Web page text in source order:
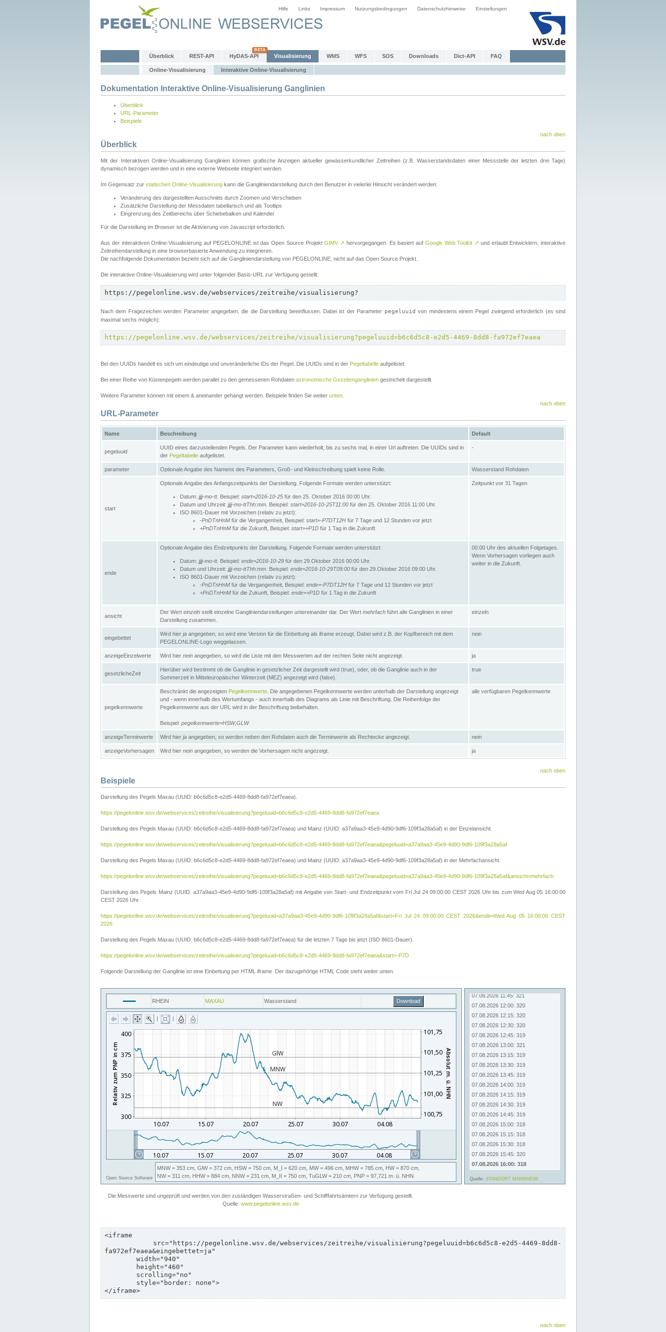
Hilfe Links Impressum Nutzungsbedingungen Datenschutzhinweise Einstellungen
Überblick REST-API HyDAS-API Visualisierung WMS WFS SOS Downloads Dict-API FAQ
Online-Visualisierung Interaktive Online-Visualisierung
Dokumentation Interaktive Online-Visualisierung Ganglinien
Überblick
URL-Parameter
Beispiele
nach oben
Überblick
Mit der Interaktiven Online-Visualisierung Ganglinien können grafische Anzeigen aktueller gewässerkundlicher Zeitreihen (z.B. Wasserstandsdaten einer Messstelle der letzten drei Tage)
dynamisch bezogen werden und in eine externe Webseite integriert werden.
Im Gegensatz zur statischen Online-Visualisierung kann die Gangliniendarstellung durch den Benutzer in vielerlei Hinsicht verändert werden:
Veränderung des dargestellten Ausschnitts durch Zoomen und Verschieben
Zusätzliche Darstellung der Messdaten tabellarisch und als Tooltips
Eingrenzung des Zeitbereichs über Schiebebalken und Kalender
Für die Darstellung im Browser ist die Aktivierung von Javascript erforderlich.
Aus der interaktiven Online-Visualisierung auf PEGELONLINE ist das Open Source ProjektGIMV ↗ hervorgegangen. Es basiert auf Google Web Toolkit ↗ und erlaubt Entwicklern, interaktive
Zeitreihendarstellung in eine browserbasierte Anwendung zu integrieren.
Die nachfolgende Dokumentation bezieht sich auf die Gangliniendarstellung von PEGELONLINE, nicht auf das Open Source Projekt.
Die interaktive Online-Visualisierung wird unter folgender Basis-URL zur Verfügung gestellt:
https://pegelonline.wsv.de/webservices/zeitreihe/visualisierung?
Nach dem Fragezeichen werden Parameter angegeben, die die Darstellung beeinflussen. Dabei ist der Parameter pegeluuid von mindestens einem Pegel zwingend erforderlich (es sind
maximal sechs möglich):
https://pegelonline.wsv.de/webservices/zeitreihe/visualisierung?pegeluuid=b6c6d5c8-e2d5-4469-8dd8-fa972ef7eaea
Bei den UUIDs handelt es sich um eindeutige und unveränderliche IDs der Pegel. Die UUIDs sind in der Pegeltabelle aufgelistet.
Bei einer Reihe von Küstenpegeln werden parallel zu den gemessenen Rohdaten astronomische Gezeitenganglinien gestrichelt dargestellt.
Weitere Parameter können mit einem & aneinander gehängt werden. Beispiele finden Sie weiter unten
nach oben
URL-Parameter
Name Beschreibung Default
pegeluuid
UUID eines darzustellenden Pegels. Der Parameter kann wiederholt, bis zu sechs mal, in einer Url auftreten. Die UUIDs sind in
der Pegeltabelle aufgelistet.
-
parameter Optionale Angabe des Namens des Parameters, Groß- und Kleinschreibung spielt keine Rolle. Wasserstand Rohdaten
start
Optionale Angabe des Anfangszeitpunkts der Darstellung. Folgende Formate werden unterstützt:
Datum: jjjj-mo-tt. Beispiel: start=2016-10-25 für den 25. Oktober 2016 00:00 Uhr.
Datum und Uhrzeit: jjjj-mo-ttThh:mm . Beispiel: start=2016-10-25T11:00 für den 25. Oktober 2016 11:00 Uhr.
ISO 8601-Dauer mit Vorzeichen (relativ zu jetzt):
-PnDTnHnM für die Vergangenheit, Beispiel: start=-P7DT12H für 7 Tage und 12 Stunden vor jetzt
+PnDTnHnM für die Zukunft, Beispiel: start=+P1D für 1 Tag in die Zukunft
Zeitpunkt vor 31 Tagen
ende
Optionale Angabe des Endzeitpunkts der Darstellung. Folgende Formate werden unterstützt:
Datum: jjjj-mo-tt. Beispiel: ende=2016-10-29 für den 29.Oktober 2016 00:00 Uhr.
Datum und Uhrzeit: jjjj-mo-ttThh:mm . Beispiel: ende=2016-10-29T09:00 für den 29.Oktober 2016 09:00 Uhr.
ISO 8601-Dauer mit Vorzeichen (relativ zu jetzt):
-PnDTnHnM für die Vergangenheit, Beispiel: ende=-P7DT12H für 7 Tage und 12 Stunden vor jetzt
+PnDTnHnM für die Zukunft, Beispiel: ende=+P1D für 1 Tag in die Zukunft
00:00 Uhr des aktuellen Folgetages.
Wenn Vorhersagen vorliegen auch
weiter in die Zukunft.
ansicht
Der Wert einzeln stellt einzelne Gangliniendarstellungen untereinander dar. Der Wert mehrfach führt alle Ganglinien in einer
Darstellung zusammen.
einzeln
eingebettet
Wird hier ja angegeben, so wird eine Version für die Einbettung als iframe erzeugt. Dabei wird z.B. der Kopfbereich mit dem
PEGELONLINE-Logo weggelassen.
nein
anzeigeEinzelwerte Wird hier nein angegeben, so wird die Liste mit den Messwerten auf der rechten Seite nicht angezeigt. ja
gesetzlicheZeit
Hierüber wird bestimmt ob die Ganglinie in gesetzlicher Zeit dargestellt wird (true), oder, ob die Ganglinie auch in der
Sommerzeit in Mitteleuropäischer Winterzeit (MEZ) angezeigt wird (false).
true
pegelkennwerte
Beschränkt die angezeigten Pegelkennwerte . Die angegebenen Pegelkennwerte werden unterhalb der Darstellung angezeigt
und - wenn innerhalb des Wertumfangs - auch innerhalb des Diagrams als Linie mit Beschriftung. Die Reihenfolge der
Pegelkennwerte aus der URL wird in der Beschriftung beibehalten.
Beispiel: pegelkennwerte=HSW,GLW
alle verfügbaren Pegelkennwerte
anzeigeTerminwerte Wird hier ja angegeben, so werden neben den Rohdaten auch die Terminwerte als Rechtecke angezeigt. nein
anzeigeVorhersagen Wird hier nein angegeben, so werden die Vorhersagen nicht angezeigt. ja
nach oben
Beispiele
Darstellung des Pegels Maxau (UUID: b6c6d5c8-e2d5-4469-8dd8-fa972ef7eaea).
https://pegelonline.wsv.de/webservices/zeitreihe/visualisierung?pegeluuid=b6c6d5c8-e2d5-4469-8dd8-fa972ef7eaea
Darstellung des Pegels Maxau (UUID: b6c6d5c8-e2d5-4469-8dd8-fa972ef7eaea) und Mainz (UUID: a37a9aa3-45e9-4d90-9df6-109f3a28a5af) in der Einzelansicht.
https://pegelonline.wsv.de/webservices/zeitreihe/visualisierung?pegeluuid=b6c6d5c8-e2d5-4469-8dd8-fa972ef7eaea&pegeluuid=a37a9aa3-45e9-4d90-9df6-109f3a28a5af
Darstellung des Pegels Maxau (UUID: b6c6d5c8-e2d5-4469-8dd8-fa972ef7eaea) und Mainz (UUID: a37a9aa3-45e9-4d90-9df6-109f3a28a5af) in der Mehrfachansicht.
https://pegelonline.wsv.de/webservices/zeitreihe/visualisierung?pegeluuid=b6c6d5c8-e2d5-4469-8dd8-fa972ef7eaea&pegeluuid=a37a9aa3-45e9-4d90-9df6-109f3a28a5af&ansicht=mehrfach
Darstellung des Pegels Mainz (UUID: a37a9aa3-45e9-4d90-9df6-109f3a28a5af) mit Angabe von Start- und Endzeitpunkt vom Fri Jul 24 09:00:00 CEST 2026 Uhr bis zum Wed Aug 05 16:00:00
CEST 2026 Uhr.
https://pegelonline.wsv.de/webservices/zeitreihe/visualisierung?pegeluuid=a37a9aa3-45e9-4d90-9df6-109f3a28a5af&start=Fri Jul 24 09:00:00 CEST 2026&ende=Wed Aug 05 16:00:00 CEST
2026
Darstellung des Pegels Maxau (UUID: b6c6d5c8-e2d5-4469-8dd8-fa972ef7eaea) für die letzten 7 Tage bis jetzt (ISO 8601-Dauer).
https://pegelonline.wsv.de/webservices/zeitreihe/visualisierung?pegeluuid=b6c6d5c8-e2d5-4469-8dd8-fa972ef7eaea&start=-P7D
Folgende Darstellung der Ganglinie ist eine Einbettung per HTML iframe. Der dazugehörige HTML Code steht weiter unten.
<iframe
fa972ef7eaea&eingebettet=ja"
</iframe>
nach oben